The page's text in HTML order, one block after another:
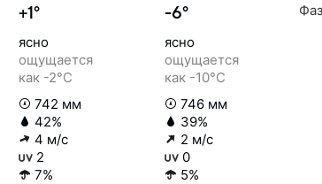
+1°
ясно
ощущается
как -2°C
742 мм
42%
4 м/с
2
7%
-6°
ясно
ощущается
как -10°C
746 мм
39%
2 м/с
0
5%